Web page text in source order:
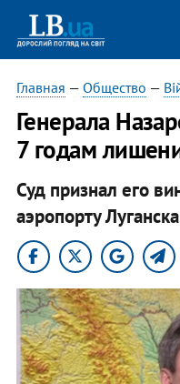
Главная — Общество —
Генерала
7 годам
Суд признал его
аэропорту